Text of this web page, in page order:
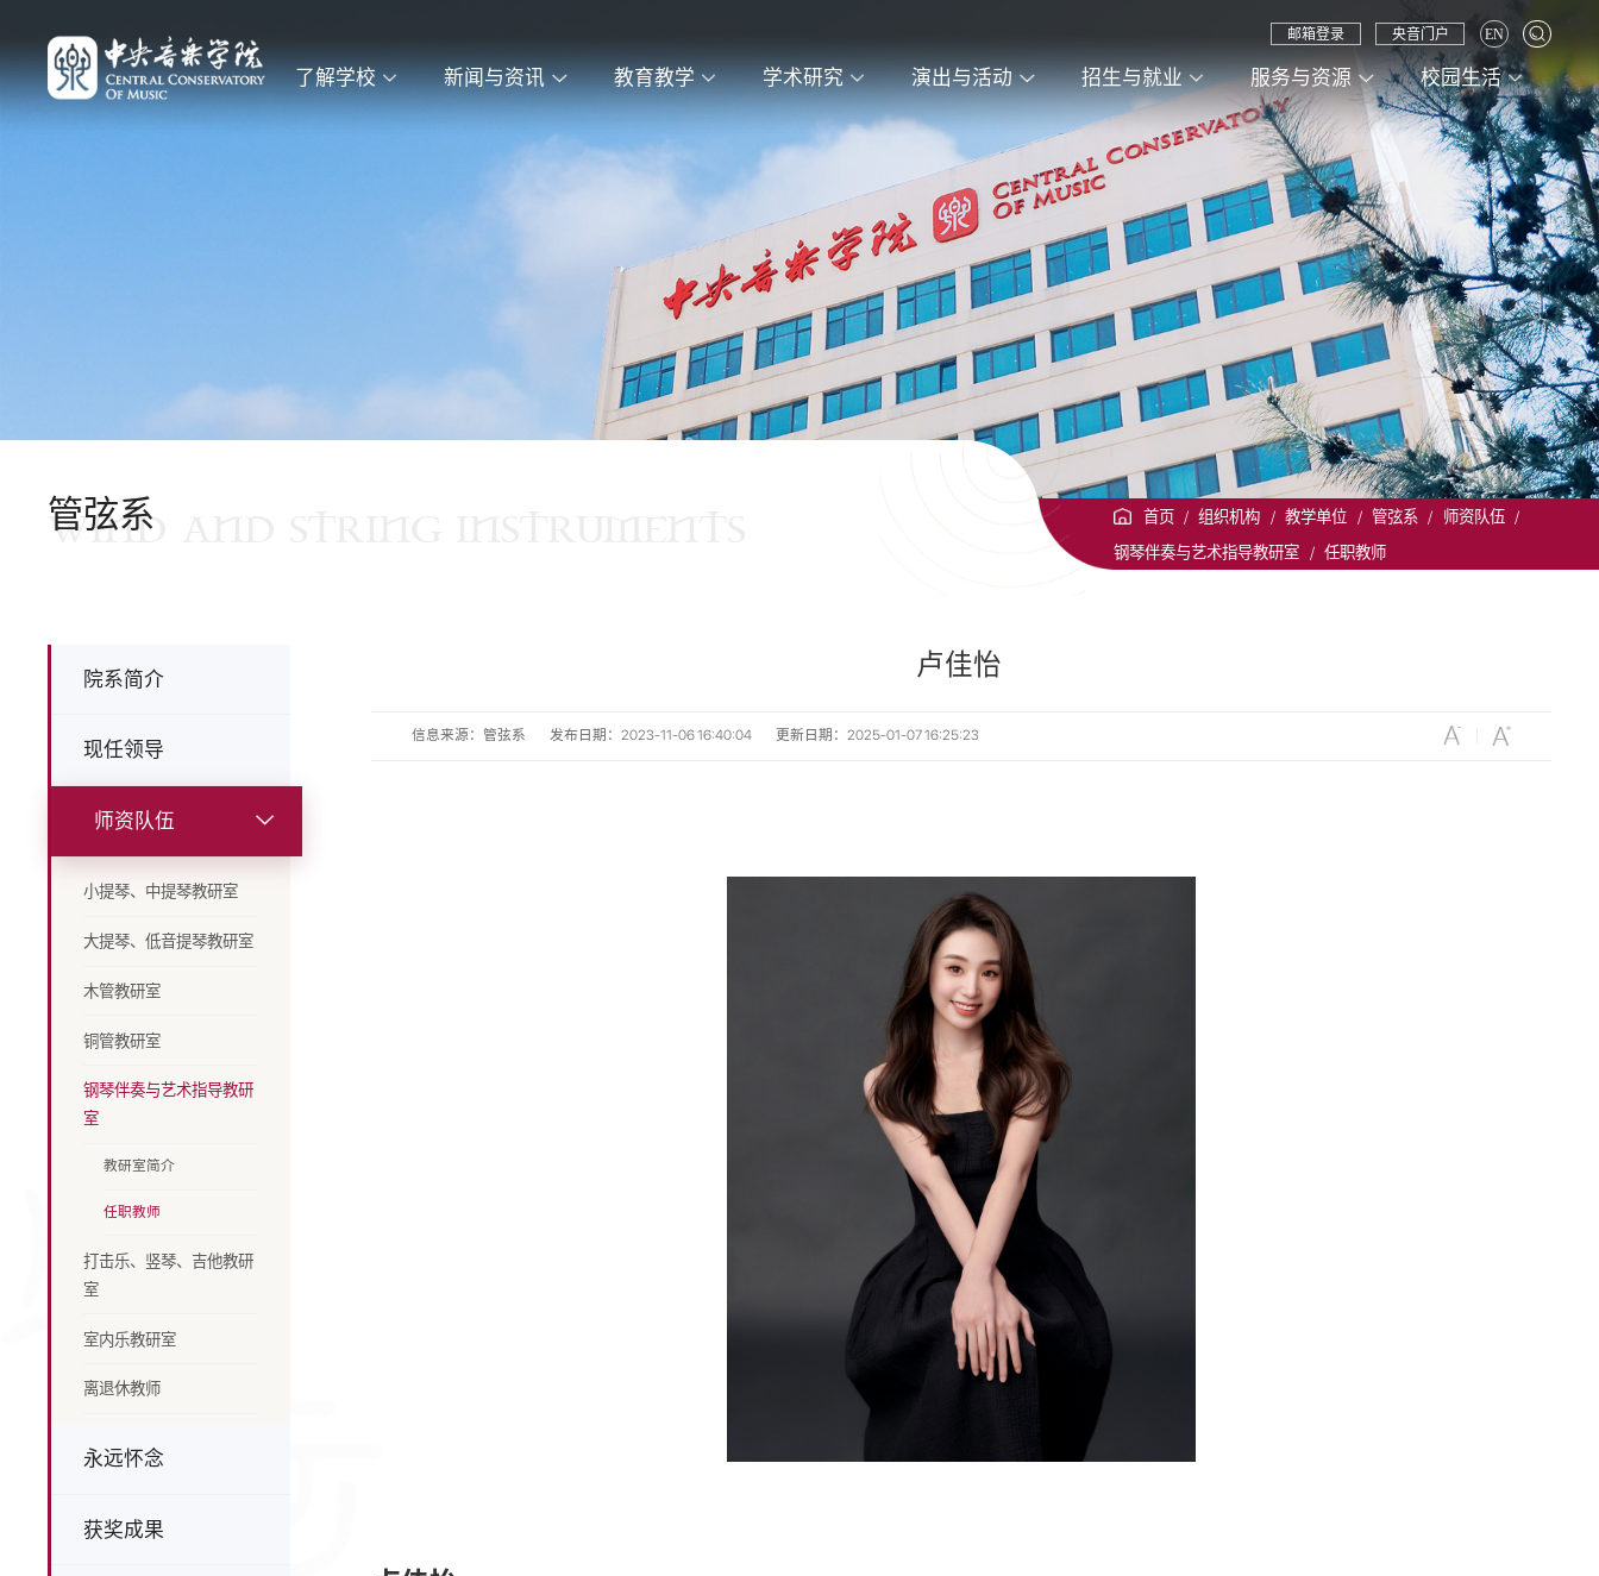
了解学校 新闻与资讯 教育教学 学术研究 演出与活动 招生与就业 服务与资源 校园生活
邮箱登录 央音门户 EN
管弦系
WIND AND STRING INSTRUMENTS 首页 / 组织机构 / 教学单位 / 管弦系 / 师资队伍 /
钢琴伴奏与艺术指导教研室
/ 任职教师
院系简介
现任领导
师资队伍
小提琴、中提琴教研室
大提琴、低音提琴教研室
木管教研室
铜管教研室
钢琴伴奏与艺术指导教研
室
教研室简介
任职教师
打击乐、竖琴、吉他教研
室
室内乐教研室
离退休教师
永远怀念
获奖成果
卢佳怡 ​
信息来源：管弦系 发布日期：2023-11-06 16:40:04 更新日期：2025-01-07 16:25:23